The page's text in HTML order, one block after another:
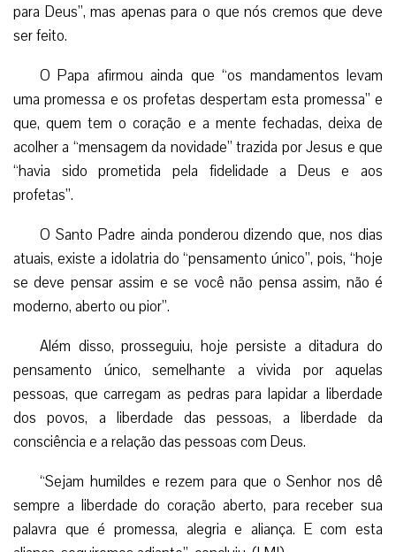
para Deus”, mas apenas para o que nós cremos que deve
ser feito.
O Papa afirmou ainda que “os mandamentos levam
uma promessa e os profetas despertam esta promessa” e
que, quem tem o coração e a mente fechadas, deixa de
acolher a “mensagem da novidade” trazida por Jesus e que
“havia sido prometida pela fidelidade a Deus e aos
profetas”.
O Santo Padre ainda ponderou dizendo que, nos dias
atuais, existe a idolatria do “pensamento único”, pois, “hoje
se deve pensar assim e se você não pensa assim, não é
moderno, aberto ou pior”.
Além disso, prosseguiu, hoje persiste a ditadura do
pensamento único, semelhante a vivida por aquelas
pessoas, que carregam as pedras para lapidar a liberdade
dos povos, a liberdade das pessoas, a liberdade da
consciência e a relação das pessoas com Deus.
“Sejam humildes e rezem para que o Senhor nos dê
sempre a liberdade do coração aberto, para receber sua
palavra que é promessa, alegria e aliança. E com esta